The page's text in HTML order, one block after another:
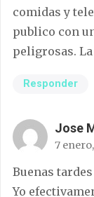
comidas y
publico con
peligrosas.
Responder
Jose
7
Buenas
Yo